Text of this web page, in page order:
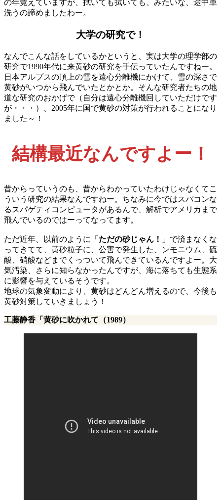
の年覚えていますが、拭いても拭いても、みたいな、途中車
洗うの諦めましたわー。
大学の研究で！
なんでこんな話をしているかというと、実は大学の理学部の
研究で1990年代に来黄砂の研究を手伝っていたんですねー。
日本アルプスの頂上の雪を遠心分離機にかけて、雪の深さで
黄砂がいつから飛んでいたとかとか。そんな研究者たちの地
道な研究のおかげで（自分は遠心分離機回していただけです
が・・・）、2005年に国で黄砂の対策が行われることになり
ました～！
結構最近なんですよー！
昔からっていうのも、昔からわかっていたわけじゃなくてこ
ういう研究の結果なんですねー。ちなみに今ではスパコンな
るスパゲティコンピュータがあるんで、解析でアメリカまで
飛んでいるのではーってなってます。
ただ近年、以前のように「 ただの砂じゃん！
」で済まなくな
ってきてて、黄砂粒子に、公害で発生した、ンモニウム、硫
酸、硝酸などまでくっついて飛んできているんですよー。大
気汚染、さらに知らなかったんですが、海に落ちても生態系
に影響を与えているそうです。
地球の気象変動により、黄砂はどんどん増えるので、今後も
黄砂対策していきましょう！
工藤静香「黄砂に吹かれて（1989）